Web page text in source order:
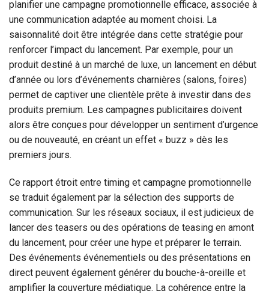
planifier une campagne promotionnelle efficace, associée à
une communication adaptée au moment choisi. La
saisonnalité doit être intégrée dans cette stratégie pour
renforcer l’impact du lancement. Par exemple, pour un
produit destiné à un marché de luxe, un lancement en début
d’année ou lors d’événements charnières (salons, foires)
permet de captiver une clientèle prête à investir dans des
produits premium. Les campagnes publicitaires doivent
alors être conçues pour développer un sentiment d’urgence
ou de nouveauté, en créant un effet « buzz » dès les
premiers jours.
Ce rapport étroit entre timing et campagne promotionnelle
se traduit également par la sélection des supports de
communication. Sur les réseaux sociaux, il est judicieux de
lancer des teasers ou des opérations de teasing en amont
du lancement, pour créer une hype et préparer le terrain.
Des événements événementiels ou des présentations en
direct peuvent également générer du bouche-à-oreille et
amplifier la couverture médiatique. La cohérence entre la